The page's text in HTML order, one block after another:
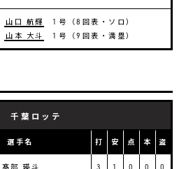
山口 航輝
1号（8回表・ソロ）
山本 大斗
1号（9回表・満塁）
千葉ロッテ
選手名 打 安 点 本 盗
髙部 瑛斗 3 1 0 0 0